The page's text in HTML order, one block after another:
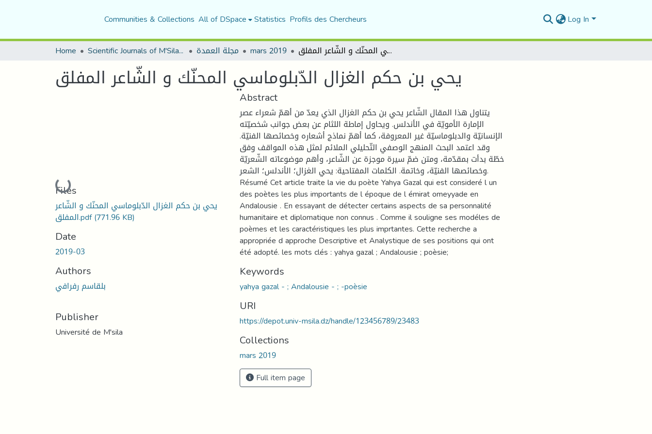
Communities & Collections All of DSpace Statistics Profils des Chercheurs Log In
Home Scientific Journals of M'Sila University مجلة العمدة mars 2019 يحي بن حكم الغزال الدّبلوماسي المحنّك و الشّاعر المفلق
يحي بن حكم الغزال الدّبلوماسي المحنّك و الشّاعر المفلق
Loading...
Files
يحي بن حكم الغزال الدّبلوماسي المحنّك و الشّاعر
المفلق.pdf(771.96 KB)
Date
2019-03
Authors
بلقاسم رفرافي
Publisher
Université de M'sila
Abstract
يتناول هذا المقال الشّاعر يحي بن حكم الغزال الذي يعدّ من أهمّ شعراء عصر
الإمارة الأمويّة في الأندلس. ويحاول إماطة اللثام عن بعض جوانب شخصيّته
الإنسانيّة والدبلوماسيّة غير المعروفة، كما أهمّ نماذج أشعاره وخصائصها الفنيّة.
وقد اعتمد البحث المنهج الوصفي التّحليلي الملائم لمثل هذه المواقف وفق
خطّة بدأت بمقدّمة، ومتن ضمّ سيرة موجزة عن الشّاعر، وأهم موضوعاته الشّعريّة
وخصائصها الفنيّة، وخاتمة. الكلمات المفتاحية: يحي الغزال؛ الأندلس؛ الشعر.
Résumé Cet article traite la vie du poète Yahya Gazal qui est consideré l un
des poètes les plus importants de l époque de l émirat omeyyade en
Andalousie . En essayant de détecter certains aspects de sa personnalité
humanitaire et diplomatique non connus . Comme il souligne ses modéles de
poèmes et les caractéristiques les plus imprtantes. Cette recherche a
appropriée d approche Descriptive et Analystique de ses positions qui ont
été adopté. les mots clés : yahya gazal ; Andalousie ; poèsie;
Keywords
yahya gazal - ; Andalousie - ; -poèsie
URI
https://depot.univ-msila.dz/handle/123456789/23483
Collections
mars 2019
Full item page